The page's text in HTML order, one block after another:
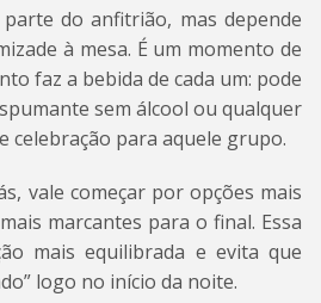
do anfitrião, mas depende
à mesa. É um momento de
faz a bebida de cada um: pode
sem álcool ou qualquer
celebração para aquele grupo.
vale começar por opções mais
marcantes para o final. Essa
mais equilibrada e evita que
logo no início da noite.